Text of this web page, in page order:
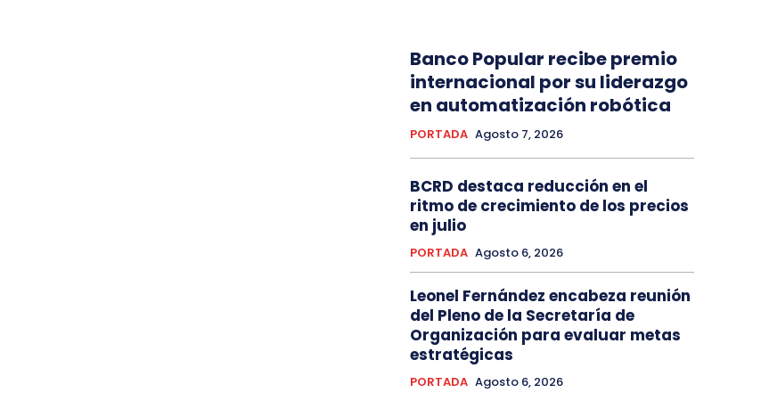
Banco Popular recibe premio
internacional por su liderazgo
en automatización robótica
PORTADA Agosto 7, 2026
BCRD destaca reducción en el
ritmo de crecimiento de los precios
en julio
PORTADA Agosto 6, 2026
Leonel Fernández encabeza reunión
del Pleno de la Secretaría de
Organización para evaluar metas
estratégicas
PORTADA Agosto 6, 2026